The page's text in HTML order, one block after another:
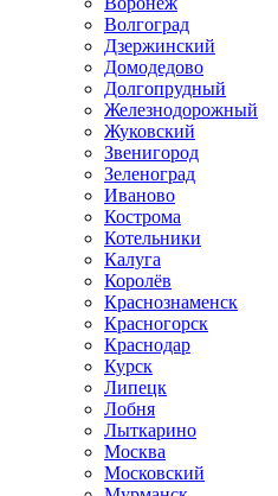
Волгоград
Дзержинский
Домодедово
Долгопрудный
Железнодорожный
Жуковский
Звенигород
Зеленоград
Иваново
Кострома
Котельники
Калуга
Королёв
Краснознаменск
Красногорск
Краснодар
Курск
Липецк
Лобня
Лыткарино
Москва
Московский